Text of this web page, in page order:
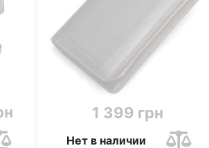
1 399 грн
Нет в наличии